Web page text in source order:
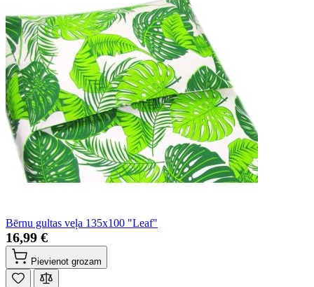
Bērnu gultas veļa 135x100 "Leaf"
16,99 €
Pievienot grozam